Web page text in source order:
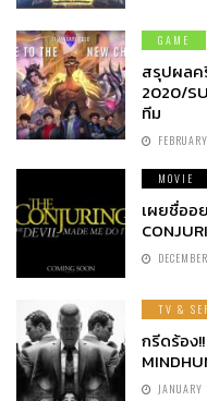
GAME
สรุปผลค
2020/
ทีม
MOVIE
เผยชื่ออ
TV &
กรีดร้อง